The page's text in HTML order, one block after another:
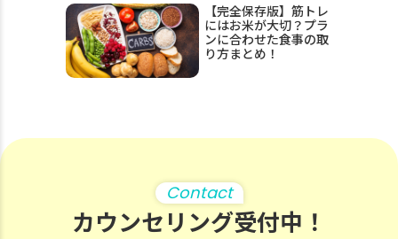
【完全保存版】筋トレ
にはお米が大切？プラ
ンに合わせた食事の取
り方まとめ！
Contact
カウンセリング受付中！